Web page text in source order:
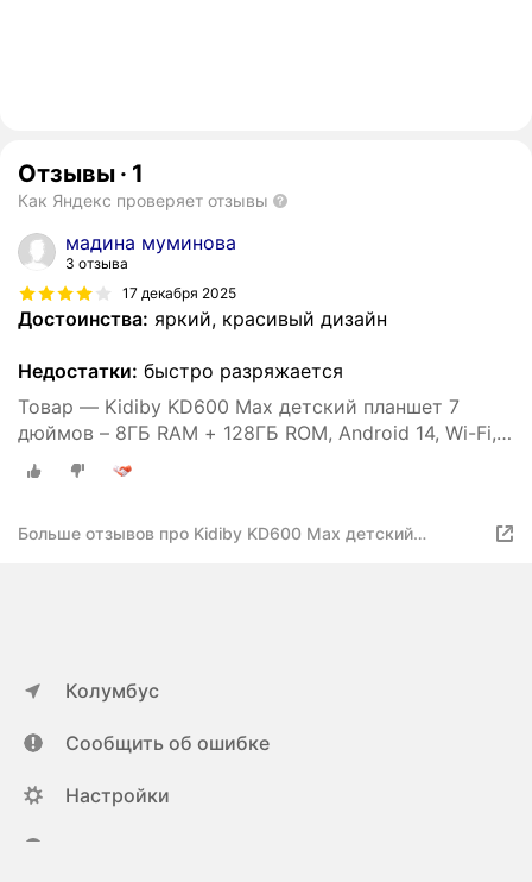
Отзывы · 1
Как Яндекс проверяет отзывы
мадина муминова
3 отзыва
17 декабря 2025
Достоинства: яркий, красивый дизайн
Недостатки: быстро разряжается
Товар — Kidiby KD600 Max детский планшет 7
дюймов – 8ГБ RAM + 128ГБ ROM, Android 14, Wi-Fi,
YouTube, игры и обучение
Больше отзывов про Kidiby KD600 Max детский
Колумбус
Сообщить об ошибке
Настройки